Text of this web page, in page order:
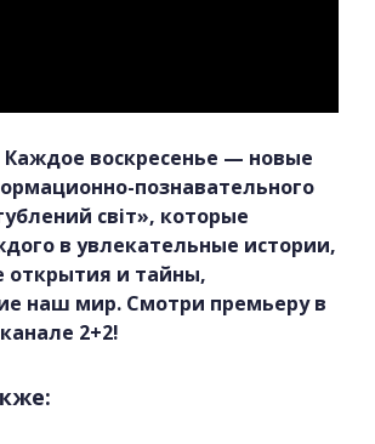
Каждое воскресенье — новые
познавательного
світ», которые
в увлекательные истории,
открытия и тайны,
наш мир. Смотри премьеру в
2+2!